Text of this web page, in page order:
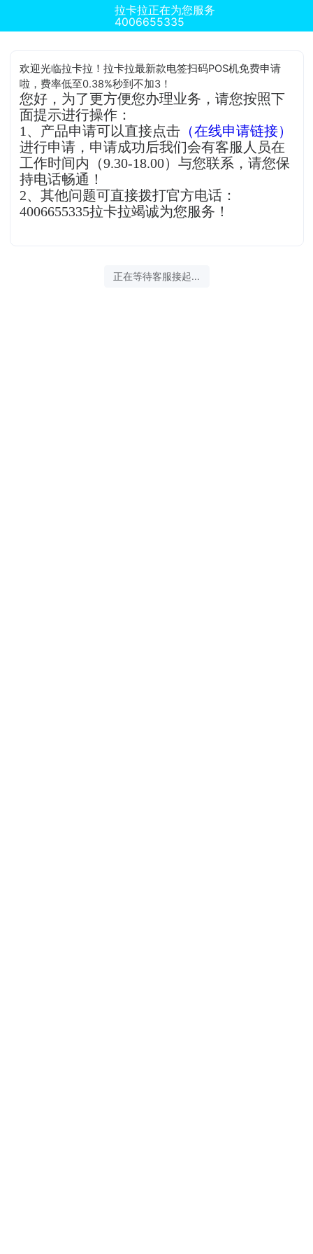
拉卡拉正在为您服务
4006655335
欢迎光临拉卡拉！拉卡拉最新款电签扫码POS机免费申请
啦，费率低至0.38%秒到不加3！
您好，为了更方便您办理业务，请您按照下
面提示进行操作：
1、产品申请可以直接点击 （在线申请链接）
进行申请，申请成功后我们会有客服人员在
工作时间内（9.30-18.00）与您联系，请您保
持电话畅通！
2、其他问题可直接拨打官方电话：
4006655335拉卡拉竭诚为您服务！
正在等待客服接起...